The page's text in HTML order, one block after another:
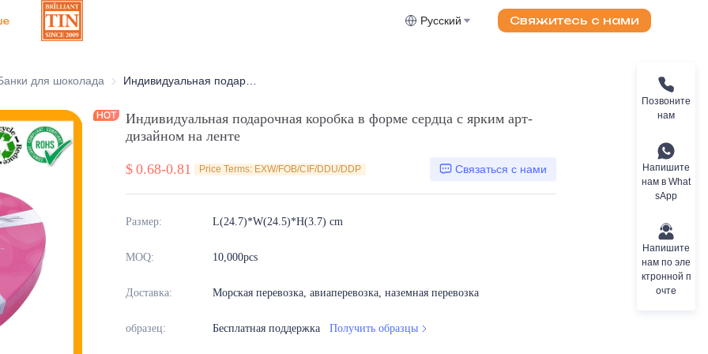
Русский Свяжитесь с нами
жестяные банки
для шоколада Банки для шоколада
Индивидуальная подарочная коробка в форме сердца с ярким арт-
дизайном на ленте
$ 0.68-0.81 Price Terms: EXW/FOB/CIF/DDU/DDP Связаться с нами
Размер: L(24.7)*W(24.5)*H(3.7) cm
MOQ: 10,000pcs
Доставка: Морская перевозка, авиаперевозка, наземная перевозка
образец: Бесплатная поддержка Получить образцы
Позвоните
нам
Напишите
нам в What
sApp
Напишите
нам по эле
ктронной п
очте